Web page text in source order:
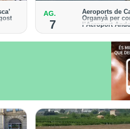
AG.
7
Aeroports de
Organyà per
l’Aeroport
El dispositiu
aplicació mòbil
instrumentals